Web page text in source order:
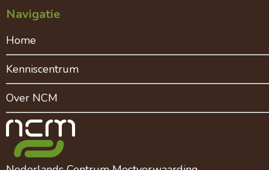
Navigatie
Home
Kenniscentrum
Over NCM